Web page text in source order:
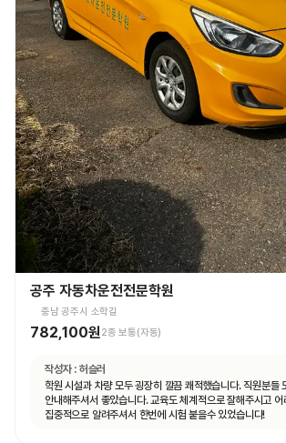
공주 자동차운전전문학원
충남 공주시 소학길
782,100원2종 보통(자동)
작성자 : 허슬러
학원 시설과 차량 모두 굉장히 깔끔 쾌적했습니다. 직원분들
안내해주셔서 좋았습니다. 교육도 체계적으로 잘해주시고
집중적으로 알려주셔서 한번에 시험 붙을수 있었습니다!